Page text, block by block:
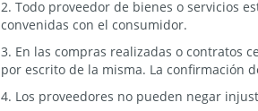
2. Todo proveedor de bienes o servicios
convenidas con el consumidor.
3. En las compras realizadas o contratos
por escrito de la misma. La confirmación
4. Los proveedores no pueden negar